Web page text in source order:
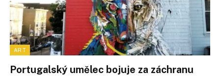
ART
Portugalský umělec bojuje za záchranu